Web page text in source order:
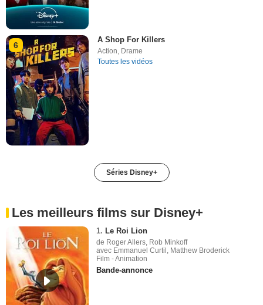
6
A Shop For Killers
Action, Drame
Toutes les vidéos
Séries Disney+
Les meilleurs films sur Disney+
1. Le Roi Lion
de Roger Allers, Rob Minkoff
avec Emmanuel Curtil, Matthew Broderick
Film - Animation
Bande-annonce